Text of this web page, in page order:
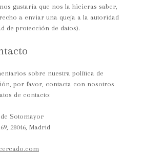
gustaría que nos la hicieras saber,
a enviar una queja a la autoridad
de protección de datos).
sobre nuestra política de
por favor, contacta con nosotros
de contacto:
Sotomayor
28046, Madrid